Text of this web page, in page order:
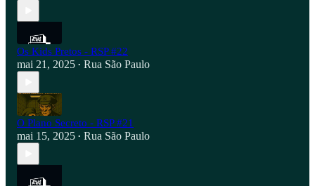
Os Kids Pretos - RSP #22
mai 21, 2025 • Rua São Paulo
O Plano Secreto - RSP #21
mai 15, 2025 • Rua São Paulo